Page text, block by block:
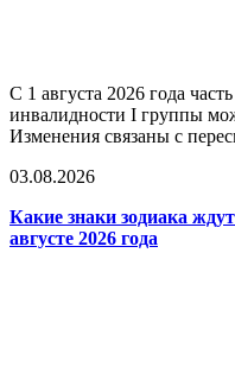
С 1 августа 2026 года
инвалидности I группы
Изменения связаны с
03.08.2026
Какие знаки зодиака
августе 2026 года